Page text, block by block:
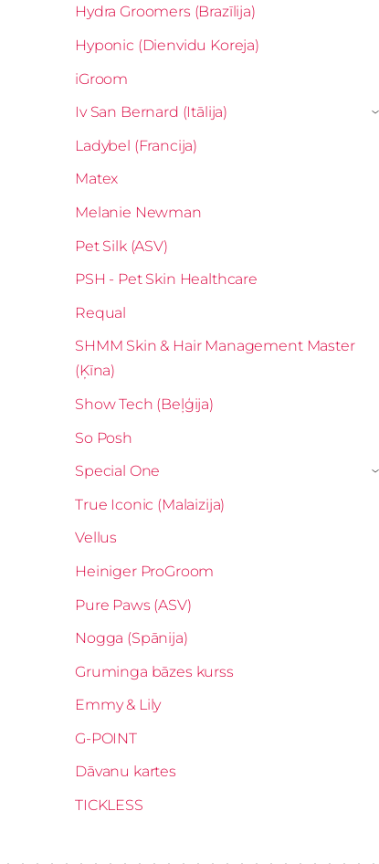
Hydra Groomers (Brazīlija)
Hyponic (Dienvidu Koreja)
iGroom
Iv San Bernard (Itālija)
Ladybel (Francija)
Matex
Melanie Newman
Pet Silk (ASV)
PSH - Pet Skin Healthcare
Requal
SHMM Skin & Hair Management Master
(Ķīna)
Show Tech (Beļģija)
So Posh
Special One
True Iconic (Malaizija)
Vellus
Heiniger ProGroom
Pure Paws (ASV)
Nogga (Spānija)
Gruminga bāzes kurss
Emmy & Lily
G-POINT
Dāvanu kartes
TICKLESS